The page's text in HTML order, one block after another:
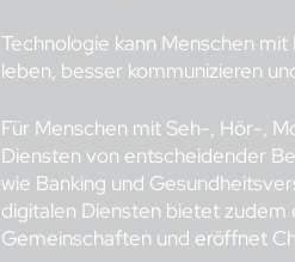
Technologie kann Menschen
leben, besser kommunizieren
Für Menschen mit Seh-, Hör-,
Diensten von entscheidender
wie Banking und
digitalen Diensten bietet zudem
Gemeinschaften und eröffnet